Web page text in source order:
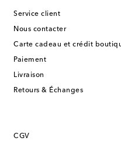
Service client
Nous contacter
Carte cadeau et crédit
Paiement
Livraison
Retours & Échanges
CGV